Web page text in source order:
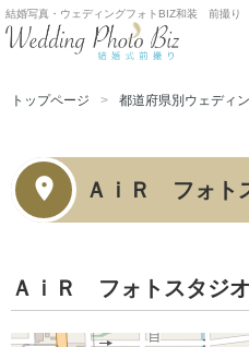
結婚写真・ウェディングフォトBIZ和装 前撮り ハワ
トップページ 都道府県別ウェディ
ＡｉＲ フォト
ＡｉＲ フォトスタジ